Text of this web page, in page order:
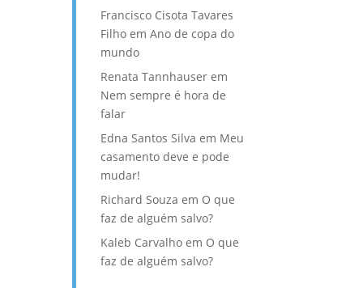
Francisco Cisota Tavares
Filho emAno de copa do
mundo
Renata Tannhauser em
Nem sempre é hora de
falar
Edna Santos Silva em Meu
casamento deve e pode
mudar!
Richard Souza em O que
faz de alguém salvo?
Kaleb Carvalho em O que
faz de alguém salvo?